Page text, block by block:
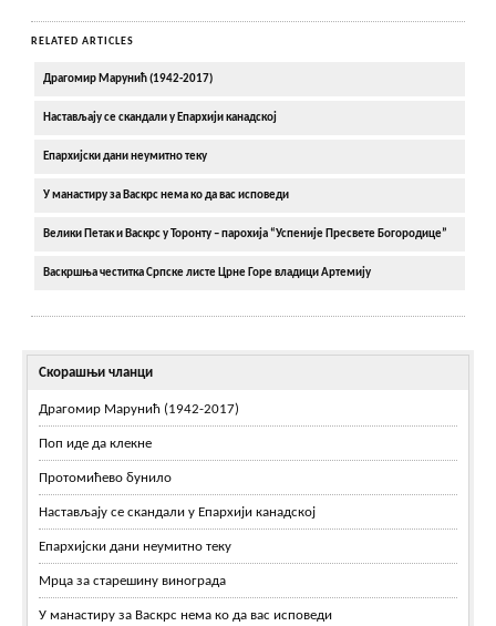
RELATED ARTICLES
Драгомир Марунић (1942-2017)
Настављају се скандали у Епархији канадској
Епархијски дани неумитно теку
У манастиру за Васкрс нема ко да вас исповеди
Велики Петак и Васкрс у Торонту – парохија “Успеније Пресвете Богородице”
Васкршња честитка Српске листе Црне Горе владици Артемију
Скорашњи чланци
Драгомир Марунић (1942-2017)
Поп иде да клекне
Протомићево бунило
Настављају се скандали у Епархији канадској
Епархијски дани неумитно теку
Мрца за старешину винограда
У манастиру за Васкрс нема ко да вас исповеди